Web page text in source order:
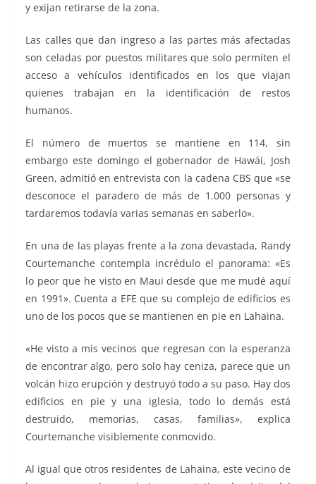
y exijan retirarse de la zona.
Las calles que dan ingreso a las partes más afectadas
son celadas por puestos militares que solo permiten el
acceso a vehículos identificados en los que viajan
quienes trabajan en la identificación de restos
humanos.
El número de muertos se mantiene en 114, sin
embargo este domingo el gobernador de Hawái, Josh
Green, admitió en entrevista con la cadena CBS que «se
desconoce el paradero de más de 1.000 personas y
tardaremos todavía varias semanas en saberlo».
En una de las playas frente a la zona devastada, Randy
Courtemanche contempla incrédulo el panorama: «Es
lo peor que he visto en Maui desde que me mudé aquí
en 1991». Cuenta a EFE que su complejo de edificios es
uno de los pocos que se mantienen en pie en Lahaina.
«He visto a mis vecinos que regresan con la esperanza
de encontrar algo, pero solo hay ceniza, parece que un
volcán hizo erupción y destruyó todo a su paso. Hay dos
edificios en pie y una iglesia, todo lo demás está
destruido, memorias, casas, familias», explica
Courtemanche visiblemente conmovido.
Al igual que otros residentes de Lahaina, este vecino de